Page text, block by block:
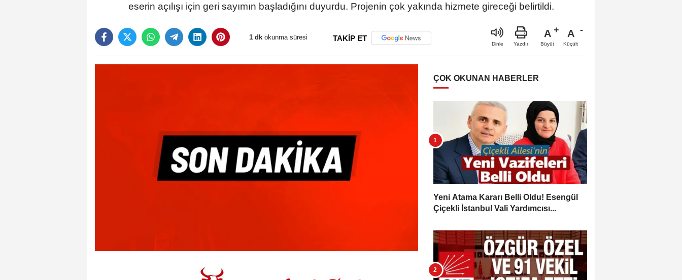
eserin açılışı için geri sayımın başladığını duyurdu. Projenin çok yakında hizmete gireceği belirtildi.
1 dk okunma süresi TAKİP ET
Dinle Yazdır
A
Büyüt
A
Küçült
ÇOK OKUNAN HABERLER
Yeni Atama Kararı Belli Oldu! Esengül
Çiçekli İstanbul Vali Yardımcısı...